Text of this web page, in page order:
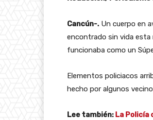
Cancún-. Un cuerpo en
encontrado sin vida esta
funcionaba como un
Elementos policiacos
hecho por algunos
Lee también: La Policía